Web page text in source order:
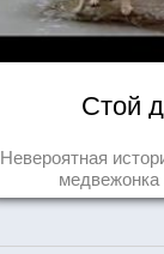
Стой
Невероятная